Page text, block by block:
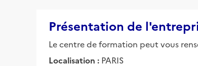
Présentation de
Le centre de formation peut vous
Localisation : PARIS